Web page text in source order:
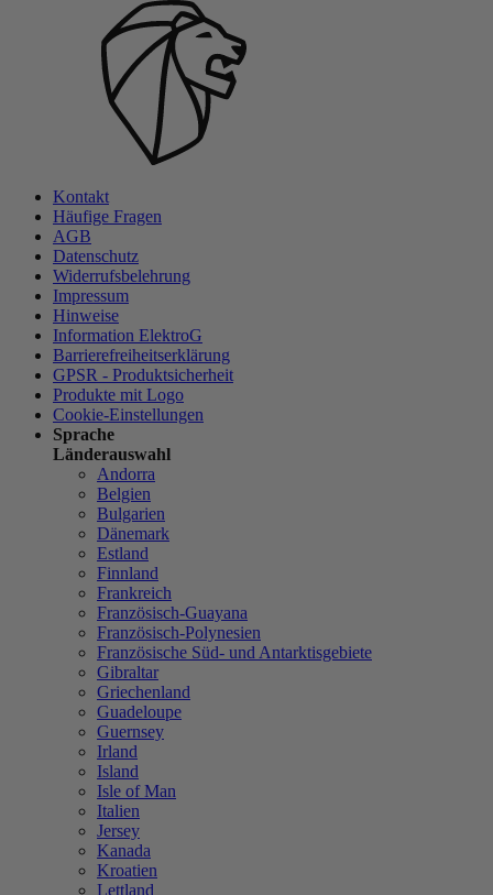
Kontakt
Häufige Fragen
AGB
Datenschutz
Widerrufsbelehrung
Impressum
Hinweise
Information ElektroG
Barrierefreiheitserklärung
GPSR - Produktsicherheit
Produkte mit Logo
Cookie-Einstellungen
Sprache
Länderauswahl
Andorra
Belgien
Bulgarien
Dänemark
Estland
Finnland
Frankreich
Französisch-Guayana
Französisch-Polynesien
Französische Süd- und Antarktisgebiete
Gibraltar
Griechenland
Guadeloupe
Guernsey
Irland
Island
Isle of Man
Italien
Jersey
Kanada
Kroatien
Lettland